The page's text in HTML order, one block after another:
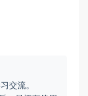
交流。